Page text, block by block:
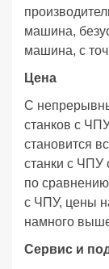
машина,
машина, с
Цена
С
станков с
становится
станки с ЧПУ
по
с ЧПУ, цены
намного
Сервис и